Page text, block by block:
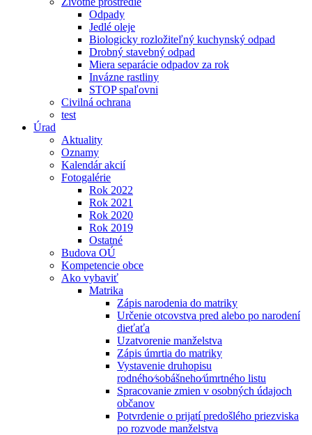
Odpady
Jedlé oleje
Biologicky rozložiteľný kuchynský odpad
Drobný stavebný odpad
Miera separácie odpadov za rok
Invázne rastliny
STOP spaľovni
Civilná ochrana
test
Úrad
Aktuality
Oznamy
Kalendár akcií
Fotogalérie
Rok 2022
Rok 2021
Rok 2020
Rok 2019
Ostatné
Budova OÚ
Kompetencie obce
Ako vybaviť
Matrika
Zápis narodenia do matriky
Určenie otcovstva pred alebo po narodení
dieťaťa
Uzatvorenie manželstva
Zápis úmrtia do matriky
Vystavenie druhopisu
rodného⁄sobášneho⁄úmrtného listu
Spracovanie zmien v osobných údajoch
občanov
Potvrdenie o prijatí predošlého priezviska
po rozvode manželstva